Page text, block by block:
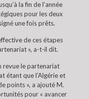
la fin de l’année
pour les deux
une fois prêts.
de ces étapes
», a-t-il dit.
revue le partenariat
étant que l’Algérie et
points », a ajouté M.
pour « avancer